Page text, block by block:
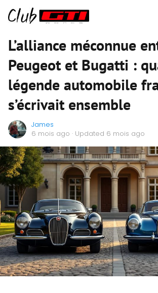
L’alliance méconnue
Peugeot et Bugatti :
légende automobile
s’écrivait ensemble
James
6 mois ago · Updated 6 mois ago